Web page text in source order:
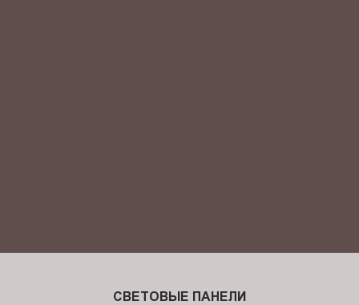
СВЕТОВЫЕ ПАНЕЛИ